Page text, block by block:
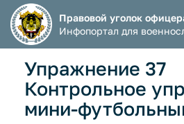
Правовой уголок
Инфопортал для
Упражнение 37
Контрольное
мини-